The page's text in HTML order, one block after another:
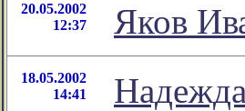
20.05.2002
12:37
Яков
18.05.2002
14:41